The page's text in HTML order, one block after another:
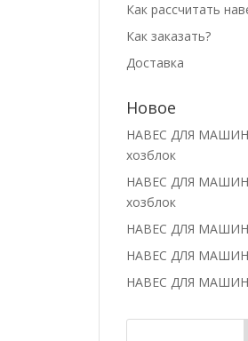
Как рассчитать
Как заказать?
Доставка
Новое
НАВЕС ДЛЯ
хозблок
НАВЕС ДЛЯ
хозблок
НАВЕС ДЛЯ
НАВЕС ДЛЯ
НАВЕС ДЛЯ